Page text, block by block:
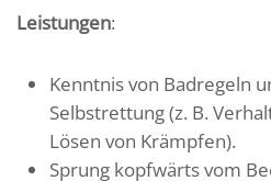
Leistungen:
Kenntnis von Badregeln
Selbstrettung (z. B.
Lösen von Krämpfen).
Sprung kopfwärts vom